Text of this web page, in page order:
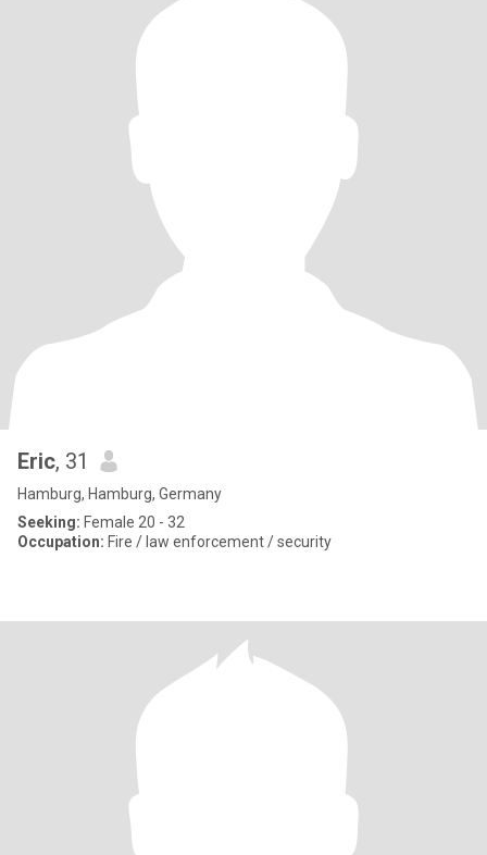
Eric, 31
Hamburg, Hamburg, Germany
Seeking: Female 20 - 32
Occupation: Fire / law enforcement / security